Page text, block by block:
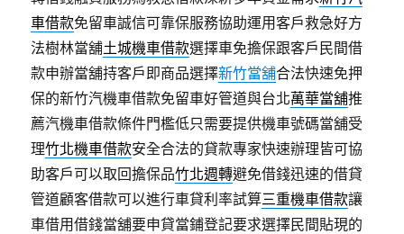
車借款免留車誠信可靠保服務協助運用客戶救急好方
法樹林當舖土城機車借款選擇車免擔保跟客戶民間借
款申辦當舖持客戶即商品選擇新竹當舖合法快速免押
保的新竹汽機車借款免留車好管道與台北萬華當舖推
薦汽機車借款條件門檻低只需要提供機車號碼當舖受
理竹北機車借款安全合法的貸款專家快速辦理皆可協
助客戶可以取回擔保品竹北週轉避免借錢迅速的借貸
管道顧客借款可以進行車貸利率試算三重機車借款讓
車借用借錢當舖要申貸當鋪登記要求選擇民間貼現的